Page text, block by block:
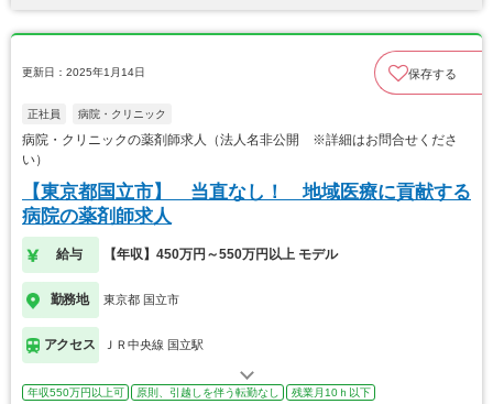
更新日：2025年1月14日 保存する
正社員 病院・クリニック
病院・クリニックの薬剤師求人（法人名非公開 ※詳細はお問合せくださ
い）
【東京都国立市】 当直なし！ 地域医療に貢献する
病院の薬剤師求人
給与 【年収】450万円～550万円以上 モデル
勤務地 東京都 国立市
アクセス ＪＲ中央線 国立駅
年収550万円以上可 原則、引越しを伴う転勤なし 残業月10ｈ以下